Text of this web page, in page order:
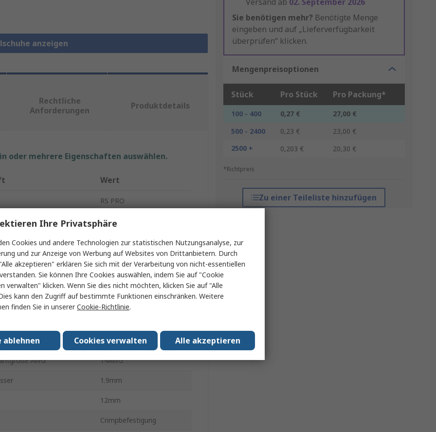
anzeigen
Sie benötigen mehr? Benötigte Menge
eingeben und auf „Lieferverfügbarkeit
überprüfen“ klicken.
Mengenpreisoptionen
Stück Pro Stück Pro Packung*
100 - 400 0,27 €
27,00 €
500 - 2400
0,23 €
23,00 €
2500 +
0,203 € 20,30 €
*Richtpreis
Zu einer Teileliste hinzufügen
Rechtliche
Anforderungen
Produktdetails
oder mehrere Eigenschaften auswählen.
Wert
RS PRO
Stiftkabelschuh
isoliert Isoliert
Nylon
mm2 1.5mm²
AWG 16AWG
mm2 2.5mm²
AWG 14AWG
1.9mm
12mm
Crimpbefestigung
Ihre Privatsphäre
Cookies und andere Technologien zur statistischen Nutzungsanalyse, zur
und zur Anzeige von Werbung auf Websites von Drittanbietern. Durch
akzeptieren" erklären Sie sich mit der Verarbeitung von nicht-essentiellen
Sie können Ihre Cookies auswählen, indem Sie auf "Cookie
verwalten" klicken. Wenn Sie dies nicht möchten, klicken Sie auf "Alle
kann den Zugriff auf bestimmte Funktionen einschränken. Weitere
finden Sie in unsererCookie-Richtlinie.
Alle akzeptieren
Cookies verwalten
ablehnen